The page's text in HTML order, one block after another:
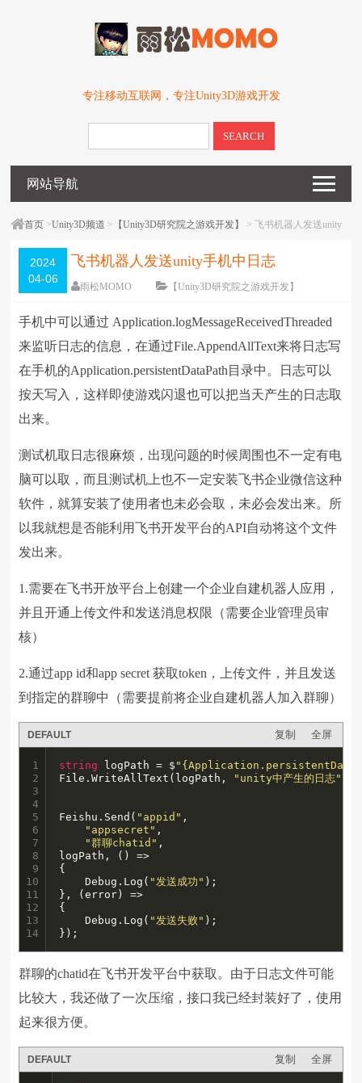
专注移动互联网，专注Unity3D游戏开发
SEARCH
网站导航
首页 >Unity3D频道 > 【Unity3D研究院之游戏开发】
> 飞书机器人发送unity
2024
04-06
飞书机器人发送unity手机中日志
雨松MOMO
【Unity3D研究院之游戏开发】
编辑日期：2024-04-06 字体：大中小
手机中可以通过 Application.logMessageReceivedThreaded
来监听日志的信息，在通过File.AppendAllText来将日志写
在手机的Application.persistentDataPath目录中。日志可以
按天写入，这样即使游戏闪退也可以把当天产生的日志取
出来。
测试机取日志很麻烦，出现问题的时候周围也不一定有电
脑可以取，而且测试机上也不一定安装飞书企业微信这种
软件，就算安装了使用者也未必会取，未必会发出来。所
以我就想是否能利用飞书开发平台的API自动将这个文件
发出来。
1.需要在飞书开放平台上创建一个企业自建机器人应用，
并且开通上传文件和发送消息权限（需要企业管理员审
核）
2.通过app id和app secret 获取token，上传文件，并且发送
到指定的群聊中（需要提前将企业自建机器人加入群聊）
DEFAULT 复制 全屏
1
2
3
4
5
6
7
8
9
10
11
12
13
14
string logPath = $
File.WriteAllText(logPath,
"unity中产生的日志"
Feishu.Send( "appid" ,
"appsecret" ,
"群聊chatid" ,
logPath, () =>
{
    Debug.Log(
"发送成功" );
}, (error) =>
{
    Debug.Log(
"发送失败" );
});
群聊的chatid在飞书开发平台中获取。由于日志文件可能
比较大，我还做了一次压缩，接口我已经封装好了，使用
起来很方便。
DEFAULT 复制 全屏